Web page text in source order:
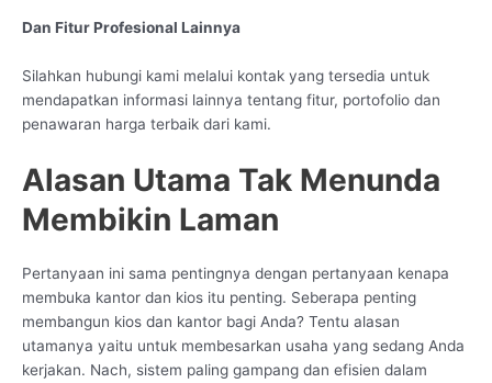
Dan Fitur Profesional Lainnya
Silahkan hubungi kami melalui kontak yang tersedia untuk
mendapatkan informasi lainnya tentang fitur, portofolio dan
penawaran harga terbaik dari kami.
Alasan Utama Tak Menunda
Membikin Laman
Pertanyaan ini sama pentingnya dengan pertanyaan kenapa
membuka kantor dan kios itu penting. Seberapa penting
membangun kios dan kantor bagi Anda? Tentu alasan
utamanya yaitu untuk membesarkan usaha yang sedang Anda
kerjakan. Nach, sistem paling gampang dan efisien dalam